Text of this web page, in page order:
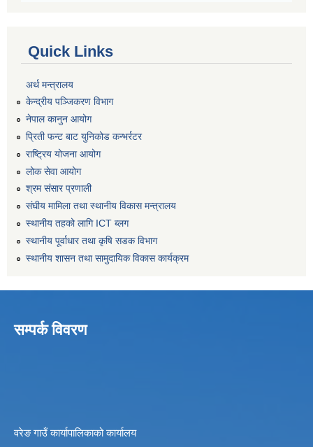
Quick Links
अर्थ मन्त्रालय
केन्द्रीय पञ्जिकरण विभाग
नेपाल कानुन आयोग
प्रिती फन्ट बाट युनिकोड कन्भर्रटर
राष्ट्रिय योजना आयोग
लोक सेवा आयोग
श्रम संसार प्रणाली
संघीय मामिला तथा स्थानीय विकास मन्त्रालय
स्थानीय तहको लागि ICT ब्लग
स्थानीय पूर्वाधार तथा कृषि सडक विभाग
स्थानीय शासन तथा सामुदायिक विकास कार्यक्रम
सम्पर्क विवरण
वरेङ गाउँ कार्यापालिकाको कार्यालय